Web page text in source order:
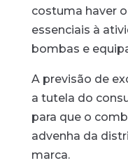
costuma haver
essenciais à
bombas e
A previsão de
a tutela do
para que o
advenha da
marca.